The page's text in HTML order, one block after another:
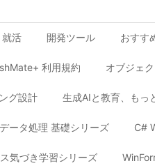
活 開発ツール おすす
利用規約 オブジェ
グ設計 生成AIと教育、もっ
ータ処理 基礎シリーズ C#
気づき学習シリーズ